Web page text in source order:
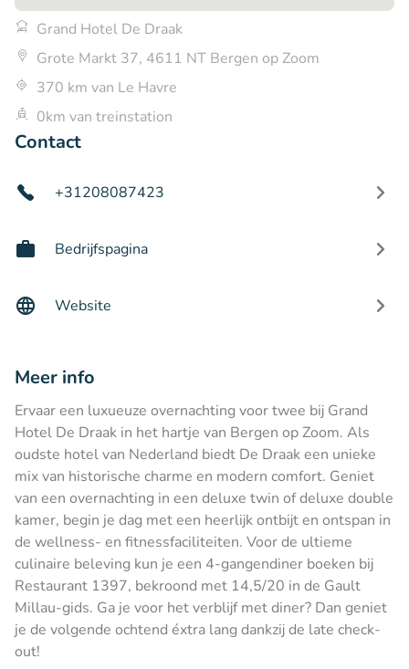
Grand Hotel De Draak
Grote Markt 37, 4611 NT Bergen op Zoom
370 km van Le Havre
0km van treinstation
Contact
+31208087423
Bedrijfspagina
Website
Meer info
Ervaar een luxueuze overnachting voor twee bij Grand
Hotel De Draak in het hartje van Bergen op Zoom. Als
oudste hotel van Nederland biedt De Draak een unieke
mix van historische charme en modern comfort. Geniet
van een overnachting in een deluxe twin of deluxe double
kamer, begin je dag met een heerlijk ontbijt en ontspan in
de wellness- en fitnessfaciliteiten. Voor de ultieme
culinaire beleving kun je een 4-gangendiner boeken bij
Restaurant 1397, bekroond met 14,5/20 in de Gault
Millau-gids. Ga je voor het verblijf met diner? Dan geniet
je de volgende ochtend éxtra lang dankzij de late check-
out!